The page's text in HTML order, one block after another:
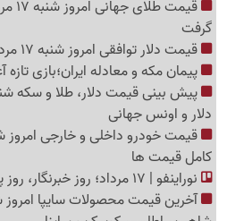
گرفت
قیمت دلار توافقی امروز شنبه 17 مرداد 1405
پیمان مکه و معادله ایران؛بازی
دلار و اونس جهانی
کامل قیمت ها
نوراینفو | 17 مرداد؛ روز خبرنگار، روز پاسداران حقیقت و آگاهی